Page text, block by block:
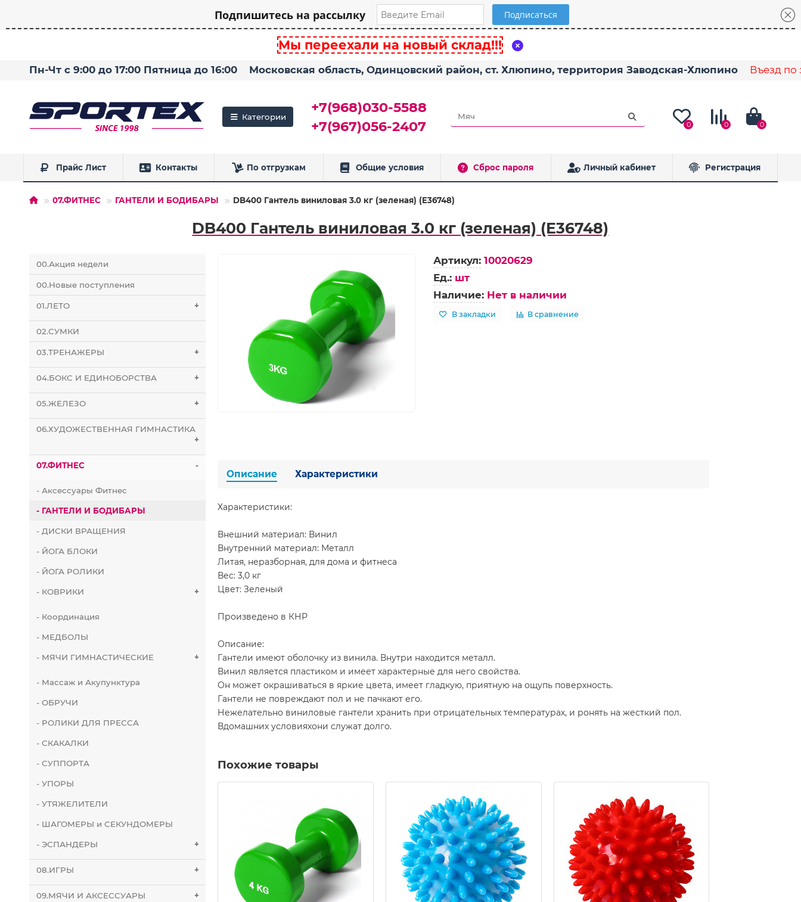
Подпишитесь на рассылку
Мы переехали на новый склад!!!
Пн-Чт с 9:00 до 17:00 Пятница до 16:00 Московская область, Одинцовский район, ст. Хлюпино, территория Заводская-Хлюпино Въезд по
Категории
+7(968)030-5588
+7(967)056-2407
0 0 0
Прайс Лист Контакты По отгрузкам Общие условия Сброс пароля Личный кабинет Регистрация
07.ФИТНЕС ГАНТЕЛИ И БОДИБАРЫ DB400 Гантель виниловая 3.0 кг (зеленая) (E36748)
DB400 Гантель виниловая 3.0 кг (зеленая) (E36748)
00.Акция недели
00.Новые поступления
01.ЛЕТО +
02.СУМКИ
03.ТРЕНАЖЕРЫ +
04.БОКС И ЕДИНОБОРСТВА +
05.ЖЕЛЕЗО +
06.ХУДОЖЕСТВЕННАЯ ГИМНАСТИКА
+
07.ФИТНЕС -
- Аксессуары Фитнес
- ГАНТЕЛИ И БОДИБАРЫ
- ДИСКИ ВРАЩЕНИЯ
- ЙОГА БЛОКИ
- ЙОГА РОЛИКИ
- КОВРИКИ +
- Координация
- МЕДБОЛЫ
- МЯЧИ ГИМНАСТИЧЕСКИЕ +
- Массаж и Акупунктура
- ОБРУЧИ
- РОЛИКИ ДЛЯ ПРЕССА
- СКАКАЛКИ
- СУППОРТА
- УПОРЫ
- УТЯЖЕЛИТЕЛИ
- ШАГОМЕРЫ и СЕКУНДОМЕРЫ
- ЭСПАНДЕРЫ +
08.ИГРЫ +
09.МЯЧИ И АКСЕССУАРЫ +
Артикул: 10020629
Ед.: шт
Наличие: Нет в наличии
В закладки В сравнение
Описание Характеристики
Характеристики:
Внешний материал: Винил
Внутренний материал: Металл
Литая, неразборная, для дома и фитнеса
Вес: 3,0 кг
Цвет: Зеленый
Произведено в КНР
Описание:
Гантели имеют оболочку из винила. Внутри находится металл.
Винил является пластиком и имеет характерные для него свойства.
Он может окрашиваться в яркие цвета, имеет гладкую, приятную на ощупь поверхность.
Гантели не повреждают пол и не пачкают его.
Нежелательно виниловые гантели хранить при отрицательных температурах, и ронять на жесткий пол.
Вдомашних условияхони служат долго.
Похожие товары